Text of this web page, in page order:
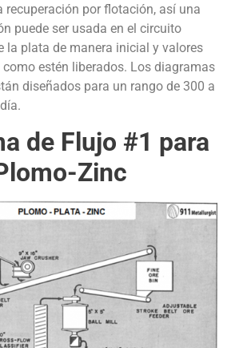
recuperación por flotación, así una
puede ser usada en el circuito
la plata de manera inicial y valores
estén liberados. Los diagramas
diseñados para un rango de 300 a
de Flujo #1 para
Zinc